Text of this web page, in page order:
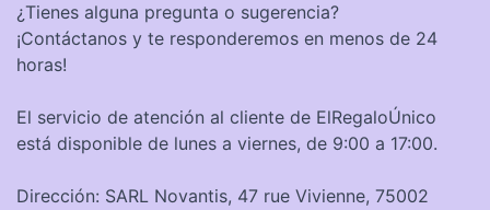
¿Tienes alguna pregunta o sugerencia?
¡Contáctanos y te responderemos en menos de 24
horas!
El servicio de atención al cliente de ElRegaloÚnico
está disponible de lunes a viernes, de 9:00 a 17:00.
Dirección: SARL Novantis, 47 rue Vivienne, 75002